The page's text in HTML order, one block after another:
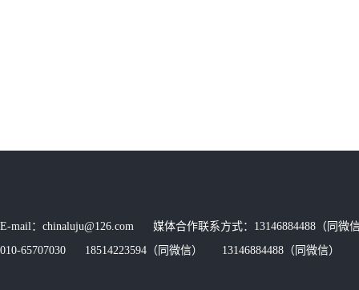
E-mail：chinaluju@126.com 媒体合作联系方式：13146884488（同微
010-65707030 18514223594（同微信） 13146884488（同微信）